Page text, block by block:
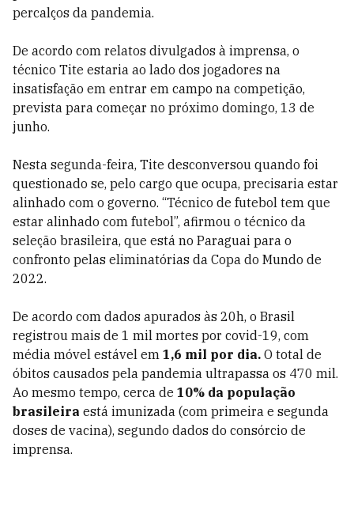
percalços da pandemia.
De acordo com relatos divulgados à imprensa, o
técnico Tite estaria ao lado dos jogadores na
insatisfação em entrar em campo na competição,
prevista para começar no próximo domingo, 13 de
junho.
Nesta segunda-feira, Tite desconversou quando foi
questionado se, pelo cargo que ocupa, precisaria estar
alinhado com o governo. “Técnico de futebol tem que
estar alinhado com futebol”, afirmou o técnico da
seleção brasileira, que está no Paraguai para o
confronto pelas eliminatórias da Copa do Mundo de
2022.
De acordo com dados apurados às 20h, o Brasil
registrou mais de 1 mil mortes por covid-19, com
média móvel estável em 1,6 mil por dia. O total de
óbitos causados pela pandemia ultrapassa os 470 mil.
Ao mesmo tempo, cerca de 10% da população
brasileira está imunizada (com primeira e segunda
doses de vacina), segundo dados do consórcio de
imprensa.